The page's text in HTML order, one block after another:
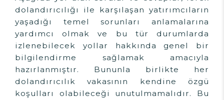
dolandırıcılığı ile karşılaşan yatırımcıların
yaşadığı temel sorunları anlamalarına
yardımcı olmak ve bu tür durumlarda
izlenebilecek yollar hakkında genel bir
bilgilendirme sağlamak amacıyla
hazırlanmıştır. Bununla birlikte her
dolandırıcılık vakasının kendine özgü
koşulları olabileceği unutulmamalıdır. Bu